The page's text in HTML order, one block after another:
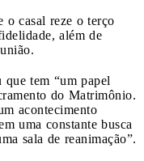
o casal reze o terço
além de
tem “um papel
do Matrimônio.
acontecimento
uma constante busca
sala de reanimação”.